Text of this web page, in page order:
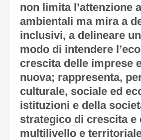
non limita l’attenzione
ambientali ma mira a
inclusivi, a delineare
modo di intendere
crescita delle imprese
nuova; rappresenta,
culturale, sociale ed
istituzioni e della
strategico di crescita
multilivello e